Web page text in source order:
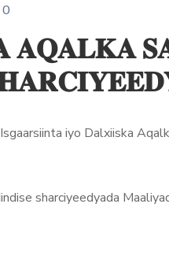
0
iyo Dalxiiska
sharciyeedyada